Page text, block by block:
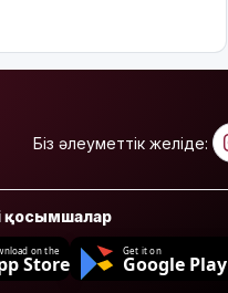
Біз әлеуметтік желіде:
қосымшалар
on the
Store
Get it on
Google Play